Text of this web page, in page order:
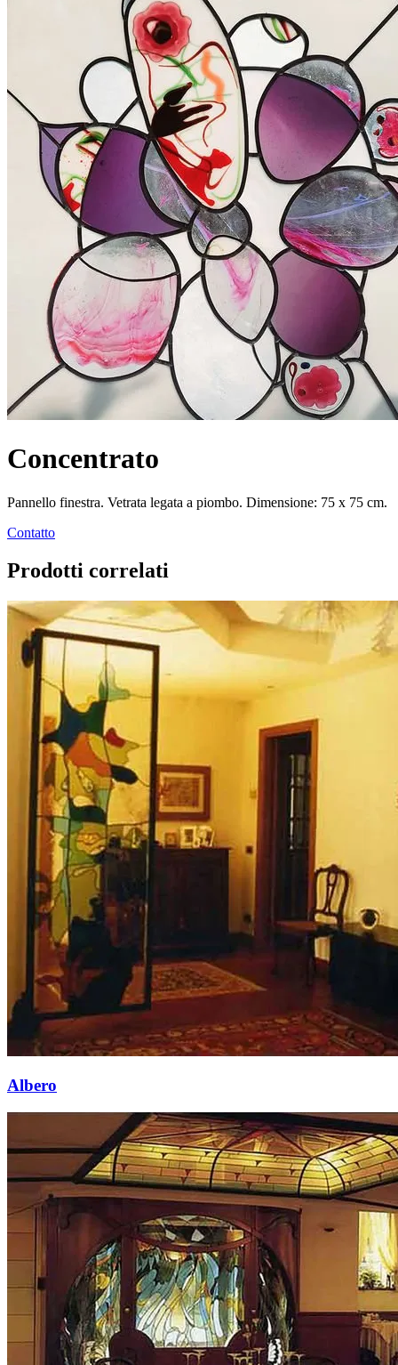
Concentrato
Pannello finestra. Vetrata legata a piombo. Dimensione: 75 x 75 cm.
Contatto
Prodotti correlati
Albero